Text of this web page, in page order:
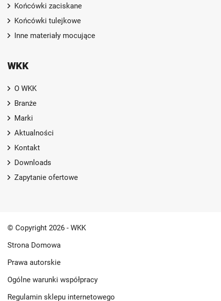
Końcówki zaciskane
Końcówki tulejkowe
Inne materiały mocujące
WKK
O WKK
Branże
Marki
Aktualności
Kontakt
Downloads
Zapytanie ofertowe
© Copyright 2026 - WKK
Strona Domowa
Prawa autorskie
Ogólne warunki współpracy
Regulamin sklepu internetowego